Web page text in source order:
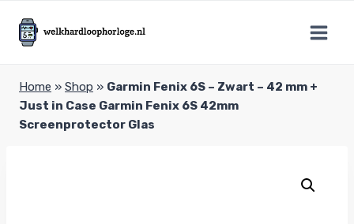
naar
inhoud
Home » Shop » Garmin Fenix 6S – Zwart – 42 mm +
Just in Case Garmin Fenix 6S 42mm
Screenprotector Glas